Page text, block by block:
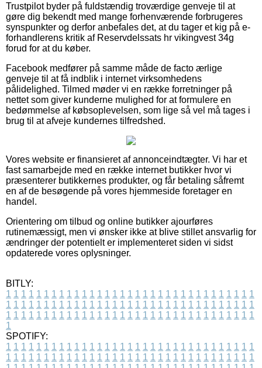
Trustpilot byder på fuldstændig troværdige genveje til at
gøre dig bekendt med mange forhenværende forbrugeres
synspunkter og derfor anbefales det, at du tager et kig på e-
forhandlerens kritik af Reservdelssats hr vikingvest 34g
forud for at du køber.
Facebook medfører på samme måde de facto ærlige
genveje til at få indblik i internet virksomhedens
pålidelighed. Tilmed møder vi en række forretninger på
nettet som giver kunderne mulighed for at formulere en
bedømmelse af købsoplevelsen, som lige så vel må tages i
brug til at afveje kundernes tilfredshed.
Vores website er finansieret af annonceindtægter. Vi har et
fast samarbejde med en række internet butikker hvor vi
præsenterer butikkernes produkter, og får betaling såfremt
en af de besøgende på vores hjemmeside foretager en
handel.
Orientering om tilbud og online butikker ajourføres
rutinemæssigt, men vi ønsker ikke at blive stillet ansvarlig for
ændringer der potentielt er implementeret siden vi sidst
opdaterede vores oplysninger.
BITLY:
1 1 1 1 1 1 1 1 1 1 1 1 1 1 1 1 1 1 1 1 1 1 1 1 1 1 1 1 1 1 1 1 1
1 1 1 1 1 1 1 1 1 1 1 1 1 1 1 1 1 1 1 1 1 1 1 1 1 1 1 1 1 1 1 1 1
1 1 1 1 1 1 1 1 1 1 1 1 1 1 1 1 1 1 1 1 1 1 1 1 1 1 1 1 1 1 1 1 1
1
SPOTIFY:
1 1 1 1 1 1 1 1 1 1 1 1 1 1 1 1 1 1 1 1 1 1 1 1 1 1 1 1 1 1 1 1 1
1 1 1 1 1 1 1 1 1 1 1 1 1 1 1 1 1 1 1 1 1 1 1 1 1 1 1 1 1 1 1 1 1